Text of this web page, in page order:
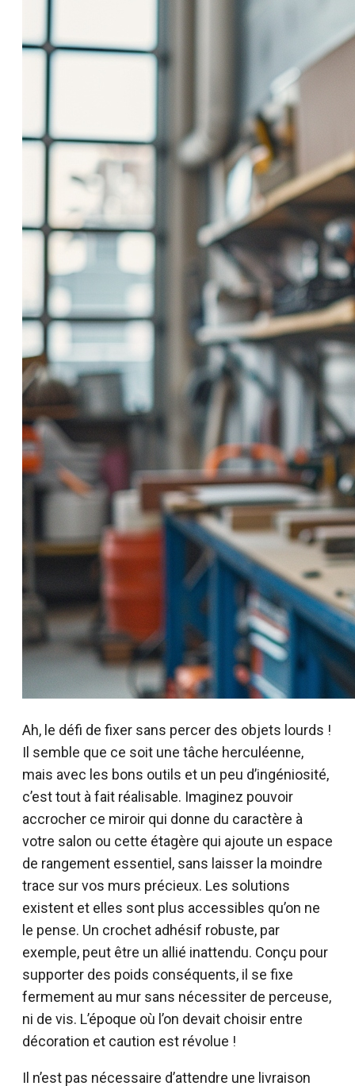
Ah, le défi de fixer sans percer des objets lourds !
Il semble que ce soit une tâche herculéenne,
mais avec les bons outils et un peu d’ingéniosité,
c’est tout à fait réalisable. Imaginez pouvoir
accrocher ce miroir qui donne du caractère à
votre salon ou cette étagère qui ajoute un espace
de rangement essentiel, sans laisser la moindre
trace sur vos murs précieux. Les solutions
existent et elles sont plus accessibles qu’on ne
le pense. Un crochet adhésif robuste, par
exemple, peut être un allié inattendu. Conçu pour
supporter des poids conséquents, il se fixe
fermement au mur sans nécessiter de perceuse,
ni de vis. L’époque où l’on devait choisir entre
décoration et caution est révolue !
Il n’est pas nécessaire d’attendre une livraison